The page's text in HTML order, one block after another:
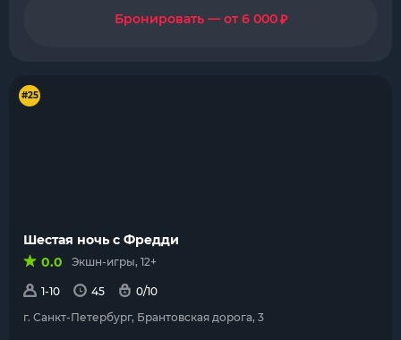
Бронировать — от 6 000₽
#25
Шестая ночь с Фредди
0.0
Экшн-игры, 12+
1-10 45
0/10
г. Санкт-Петербург, Брантовская дорога, 3